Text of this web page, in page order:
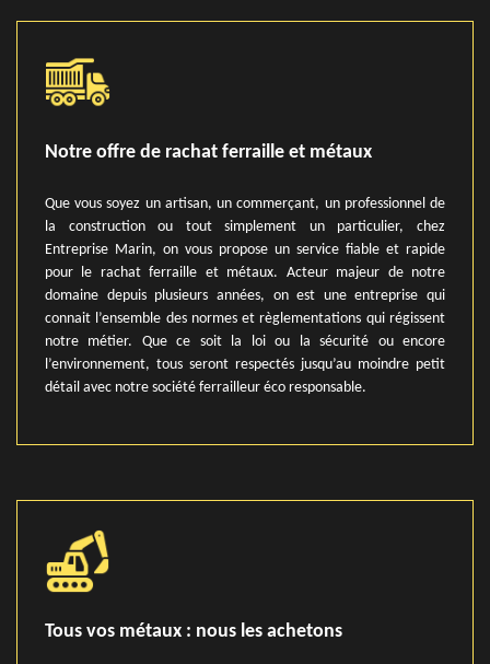
Notre offre de rachat ferraille et métaux
Que vous soyez un artisan, un commerçant, un professionnel de
la construction ou tout simplement un particulier, chez
Entreprise Marin, on vous propose un service fiable et rapide
pour le rachat ferraille et métaux. Acteur majeur de notre
domaine depuis plusieurs années, on est une entreprise qui
connait l’ensemble des normes et règlementations qui régissent
notre métier. Que ce soit la loi ou la sécurité ou encore
l’environnement, tous seront respectés jusqu’au moindre petit
détail avec notre société ferrailleur éco responsable.
Tous vos métaux : nous les achetons